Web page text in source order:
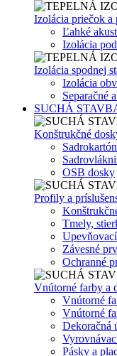
Izolácia priečok a
Ľahké
Izolácia
Izolácia spodnej
Izolácia
Separačné
SUCHÁ
Konštrukčné
OSB dosky
Profily a
Tmely,
Závesné
Ochranné
Vnútorné farby a
Vnútorné
Vnútorné
Dekoračná
Pásky a